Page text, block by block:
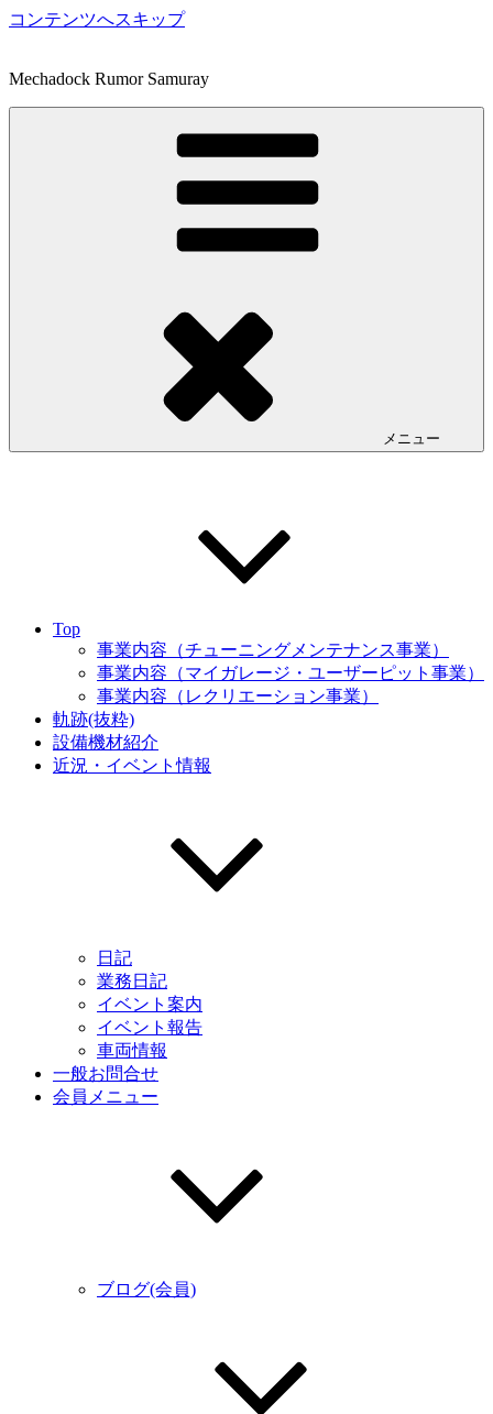
コンテンツへスキップ
Mechadock Rumor Samuray
メニュー
Top
事業内容（チューニングメンテナンス事業）
事業内容（マイガレージ・ユーザーピット事業）
事業内容（レクリエーション事業）
軌跡(抜粋)
設備機材紹介
近況・イベント情報
日記
業務日記
イベント案内
イベント報告
車両情報
一般お問合せ
会員メニュー
ブログ(会員)